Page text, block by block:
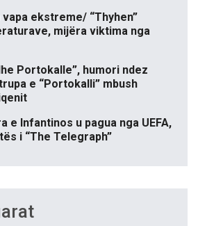
ekstreme/ “Thyhen”
mijëra viktima nga
Portokalle”, humori ndez
e “Portokalli” mbush
e Infantinos u pagua nga UEFA,
i “The Telegraph”